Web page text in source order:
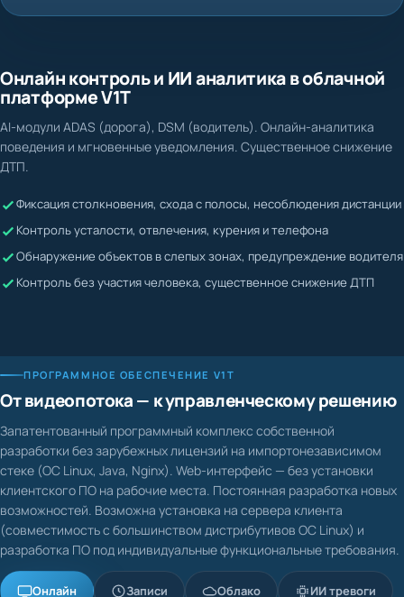
Жалобы невозможно подтвердить или опровергнуть
Водитель может скрывать нарушения
Онлайн контроль и ИИ аналитика в облачной
платформе V1T
поведения и мгновенные уведомления. Существенное снижение
ДТП.
От видеопотока — к управленческому решению
разработки без зарубежных лицензий на импортонезависимом
стеке (ОС Linux, Java, Nginx). Web-интерфейс — без установки
клиентского ПО на рабочие места. Постоянная разработка новых
возможностей. Возможна установка на сервера клиента
(совместимость с большинством дистрибутивов ОС Linux) и
разработка ПО под индивидуальные функциональные требования.